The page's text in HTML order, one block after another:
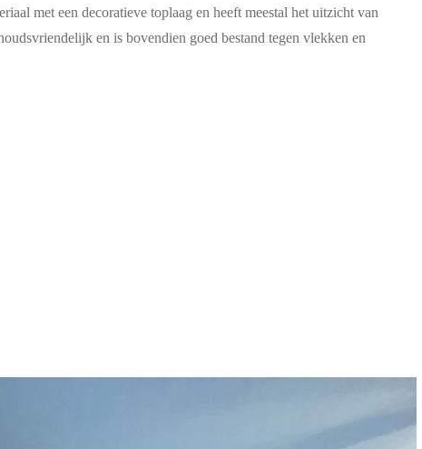
met een decoratieve toplaag en heeft meestal het uitzicht van
en is bovendien goed bestand tegen vlekken en